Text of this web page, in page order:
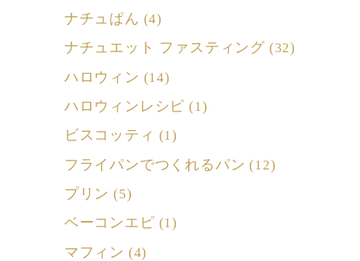
ナチュぱん (4)
ナチュエット ファスティング (32)
ハロウィン (14)
ハロウィンレシピ (1)
ビスコッティ (1)
フライパンでつくれるパン (12)
プリン (5)
ベーコンエピ (1)
マフィン (4)